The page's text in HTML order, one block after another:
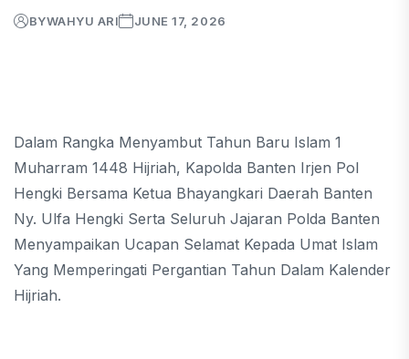
BYWAHYU ARI JUNE 17, 2026
Dalam Rangka Menyambut Tahun Baru Islam 1
Muharram 1448 Hijriah, Kapolda Banten Irjen Pol
Hengki Bersama Ketua Bhayangkari Daerah Banten
Ny. Ulfa Hengki Serta Seluruh Jajaran Polda Banten
Menyampaikan Ucapan Selamat Kepada Umat Islam
Yang Memperingati Pergantian Tahun Dalam Kalender
Hijriah.